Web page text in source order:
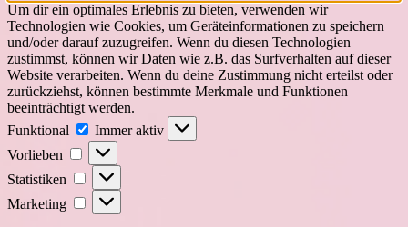
Um dir ein optimales Erlebnis zu bieten, verwenden wir
Technologien wie Cookies, um Geräteinformationen zu speichern
und/oder darauf zuzugreifen. Wenn du diesen Technologien
zustimmst, können wir Daten wie z.B. das Surfverhalten auf dieser
Website verarbeiten. Wenn du deine Zustimmung nicht erteilst oder
zurückziehst, können bestimmte Merkmale und Funktionen
beeinträchtigt werden.
Funktional
Funktional
Immer aktiv
Vorlieben
Vorlieben
Statistiken Statistiken
Marketing Marketing